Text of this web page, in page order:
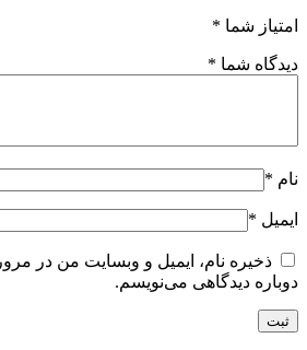
امتیاز شما *
دیدگاه شما *
نام *
ایمیل *
ذخیره نام، ایمیل و وبسایت من در
دوباره دیدگاهی می‌نویسم.